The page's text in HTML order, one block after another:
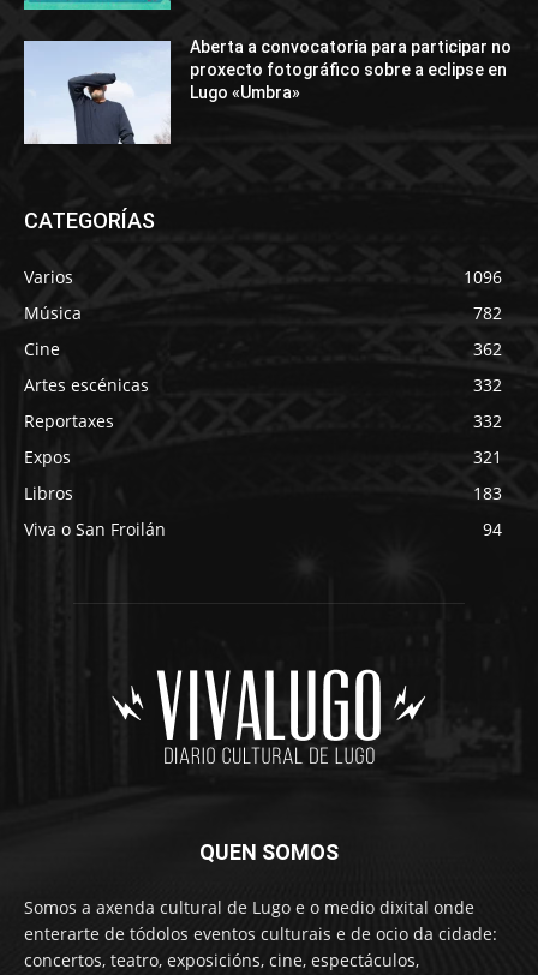
Aberta a convocatoria para participar no
proxecto fotográfico sobre a eclipse en
Lugo «Umbra»
CATEGORÍAS
Varios
1096
Música
782
Cine
362
Artes escénicas
332
Reportaxes
332
Expos
321
Libros
183
Viva o San Froilán
94
QUEN SOMOS
Somos a axenda cultural de Lugo e o medio dixital onde
enterarte de tódolos eventos culturais e de ocio da cidade:
concertos, teatro, exposicións, cine, espectáculos,